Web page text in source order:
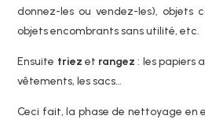
donnez-les ou vendez-les), objets
objets encombrants sans utilité, etc.
Ensuite triez et rangez : les papiers
vêtements, les sacs…
Ceci fait, la phase de nettoyage en